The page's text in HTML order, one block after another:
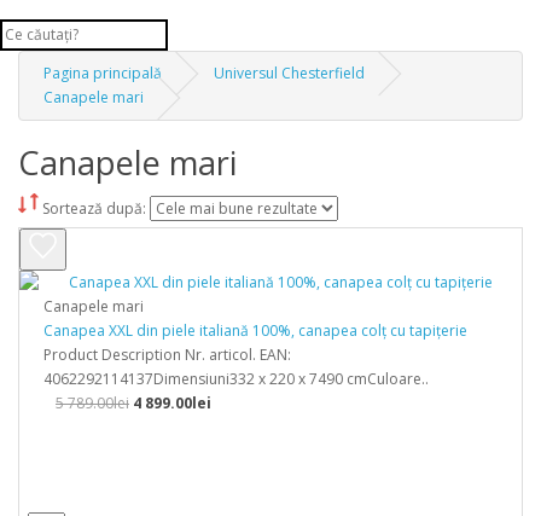
Pagina principală
Universul Chesterfield
Canapele mari
Canapele mari
Sortează după:
Canapele mari
Canapea XXL din piele italiană 100%, canapea colț cu tapițerie
Product Description Nr. articol. EAN:
4062292114137Dimensiuni332 x 220 x 7490 cmCuloare..
5 789.00lei 4 899.00lei